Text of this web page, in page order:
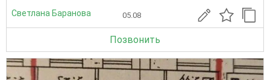
Светлана Баранова 05.08
Позвонить